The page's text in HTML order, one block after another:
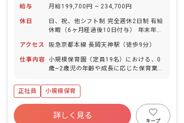
給与 月給199,700円 ~ 234,700円
休日
日、祝、他シフト制 完全週休2日制 有給
休暇（6ヶ月経過後10日付与） 年末年始
暇（産休） 育児休暇/育児時間（時短勤
務） 子の看護休暇 介護休暇 学校行事休
暇 家族愛休暇 ※年間休日122日
アクセス 阪急京都本線 長岡天神駅（徒歩9分）
仕事内容
小規模保育園（定員19名）における、0
歳~2歳児の年齢や成長に応じた保育業務
容は以下の通りです。 ・着替え、食事の
補助 ・保育環境の整備（活動準備、清掃
など） ・保護者対応（連絡帳作成など）
・帳票作成（日誌、行事計画など） ・製
作物の作成 ■園児年齢層：0～2歳児
正社員 小規模保育
詳しく見る
キープ